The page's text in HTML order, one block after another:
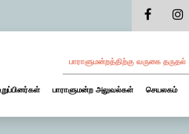
பாராளுமன்றத்திற்கு வருகை தருதல்
பாராளுமன்ற அலுவல்கள் செயலகம்